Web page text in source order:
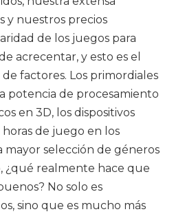
y nuestros precios
de los juegos para
acrecentar, y esto es el
factores. Los primordiales
potencia de procesamiento
en 3D, los dispositivos
de juego en los
mayor selección de géneros
¿qué realmente hace que
No solo es
sino que es mucho más